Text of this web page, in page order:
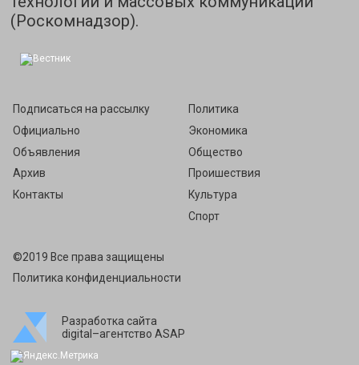
(Роскомнадзор).
Подписаться на рассылку
Официально
Объявления
Архив
Контакты
Политика
Экономика
Общество
Проишествия
Культура
Спорт
©2019 Все права защищены
Политика конфиденциальности
Разработка сайта
digital–агентство ASAP